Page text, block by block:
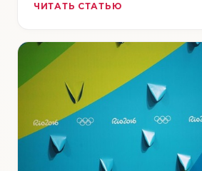
про кодак, формат, разрешение,
ЧИТАТЬ СТАТЬЮ